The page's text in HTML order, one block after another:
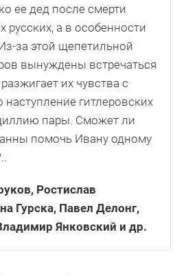
ее дед после смерти
а в особенности
за этой щепетильной
вынуждены встречаться
их чувства с
гитлеровских
пары. Сможет ли
помочь Ивану одному
Ростислав
Гурска, Павел Делонг,
Янковский и др.